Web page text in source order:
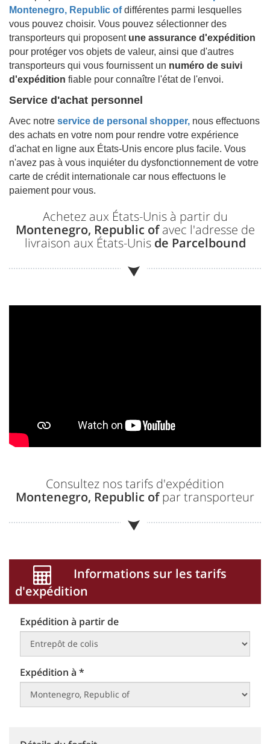
Montenegro, Republic ofdifférentes parmi lesquelles
vous pouvez choisir. Vous pouvez sélectionner des
transporteurs qui proposent une assurance d'expédition
pour protéger vos objets de valeur, ainsi que d'autres
transporteurs qui vous fournissent un numéro de suivi
d'expédition fiable pour connaître l'état de l'envoi.
Service d'achat personnel
Avec notre service de personal shopper, nous effectuons
des achats en votre nom pour rendre votre expérience
d'achat en ligne aux États-Unis encore plus facile. Vous
n'avez pas à vous inquiéter du dysfonctionnement de votre
carte de crédit internationale car nous effectuons le
paiement pour vous.
Achetez aux États-Unis à partir du
Montenegro, Republic ofavec l'adresse de
livraison aux États-Unis de Parcelbound
Consultez nos tarifs d'expédition
Montenegro, Republic ofpar transporteur
Informations sur les tarifs
d'expédition
Expédition à partir de
Expédition à *